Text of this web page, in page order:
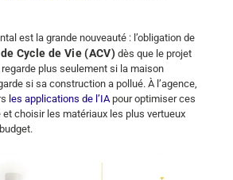
est la grande nouveauté : l’obligation de
Cycle de Vie (ACV)dès que le projet
regarde plus seulement si la maison
si sa construction a pollué. À l’agence,
les applications de l’IA pour optimiser ces
choisir les matériaux les plus vertueux